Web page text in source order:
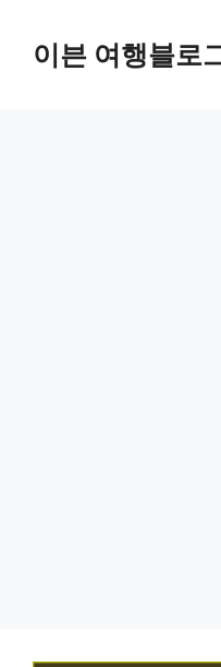
이븐 여행블로